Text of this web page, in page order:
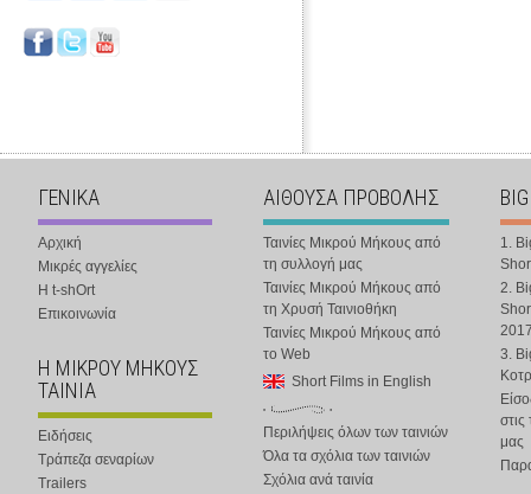
ΓΕΝΙΚΑ
Αρχική
Μικρές αγγελίες
Η t-shOrt
Επικοινωνία
Η ΜΙΚΡΟΥ ΜΗΚΟΥΣ
ΤΑΙΝΙΑ
Ειδήσεις
Τράπεζα σεναρίων
Trailers
ΑΙΘΟΥΣΑ ΠΡΟΒΟΛΗΣ
Ταινίες Μικρού Μήκους από
τη συλλογή μας
Ταινίες Μικρού Μήκους από
τη Χρυσή Ταινιοθήκη
Ταινίες Μικρού Μήκους από
το Web
Short Films in English
Περιλήψεις όλων των ταινιών
Όλα τα σχόλια των ταινιών
Σχόλια ανά ταινία
1.
2.
3.
στις
μας